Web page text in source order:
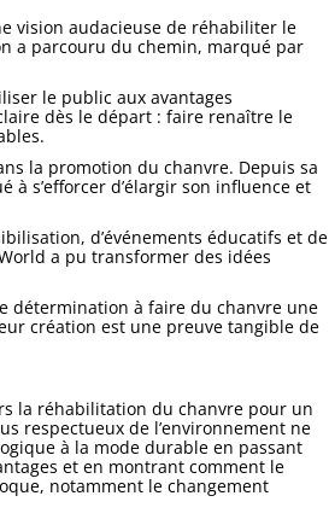
vision audacieuse de réhabiliter le
a parcouru du chemin, marqué par
le public aux avantages
dès le départ : faire renaître le
la promotion du chanvre. Depuis sa
à s’efforcer d’élargir son influence et
d’événements éducatifs et de
a pu transformer des idées
détermination à faire du chanvre une
création est une preuve tangible de
la réhabilitation du chanvre pour un
respectueux de l’environnement ne
à la mode durable en passant
et en montrant comment le
notamment le changement